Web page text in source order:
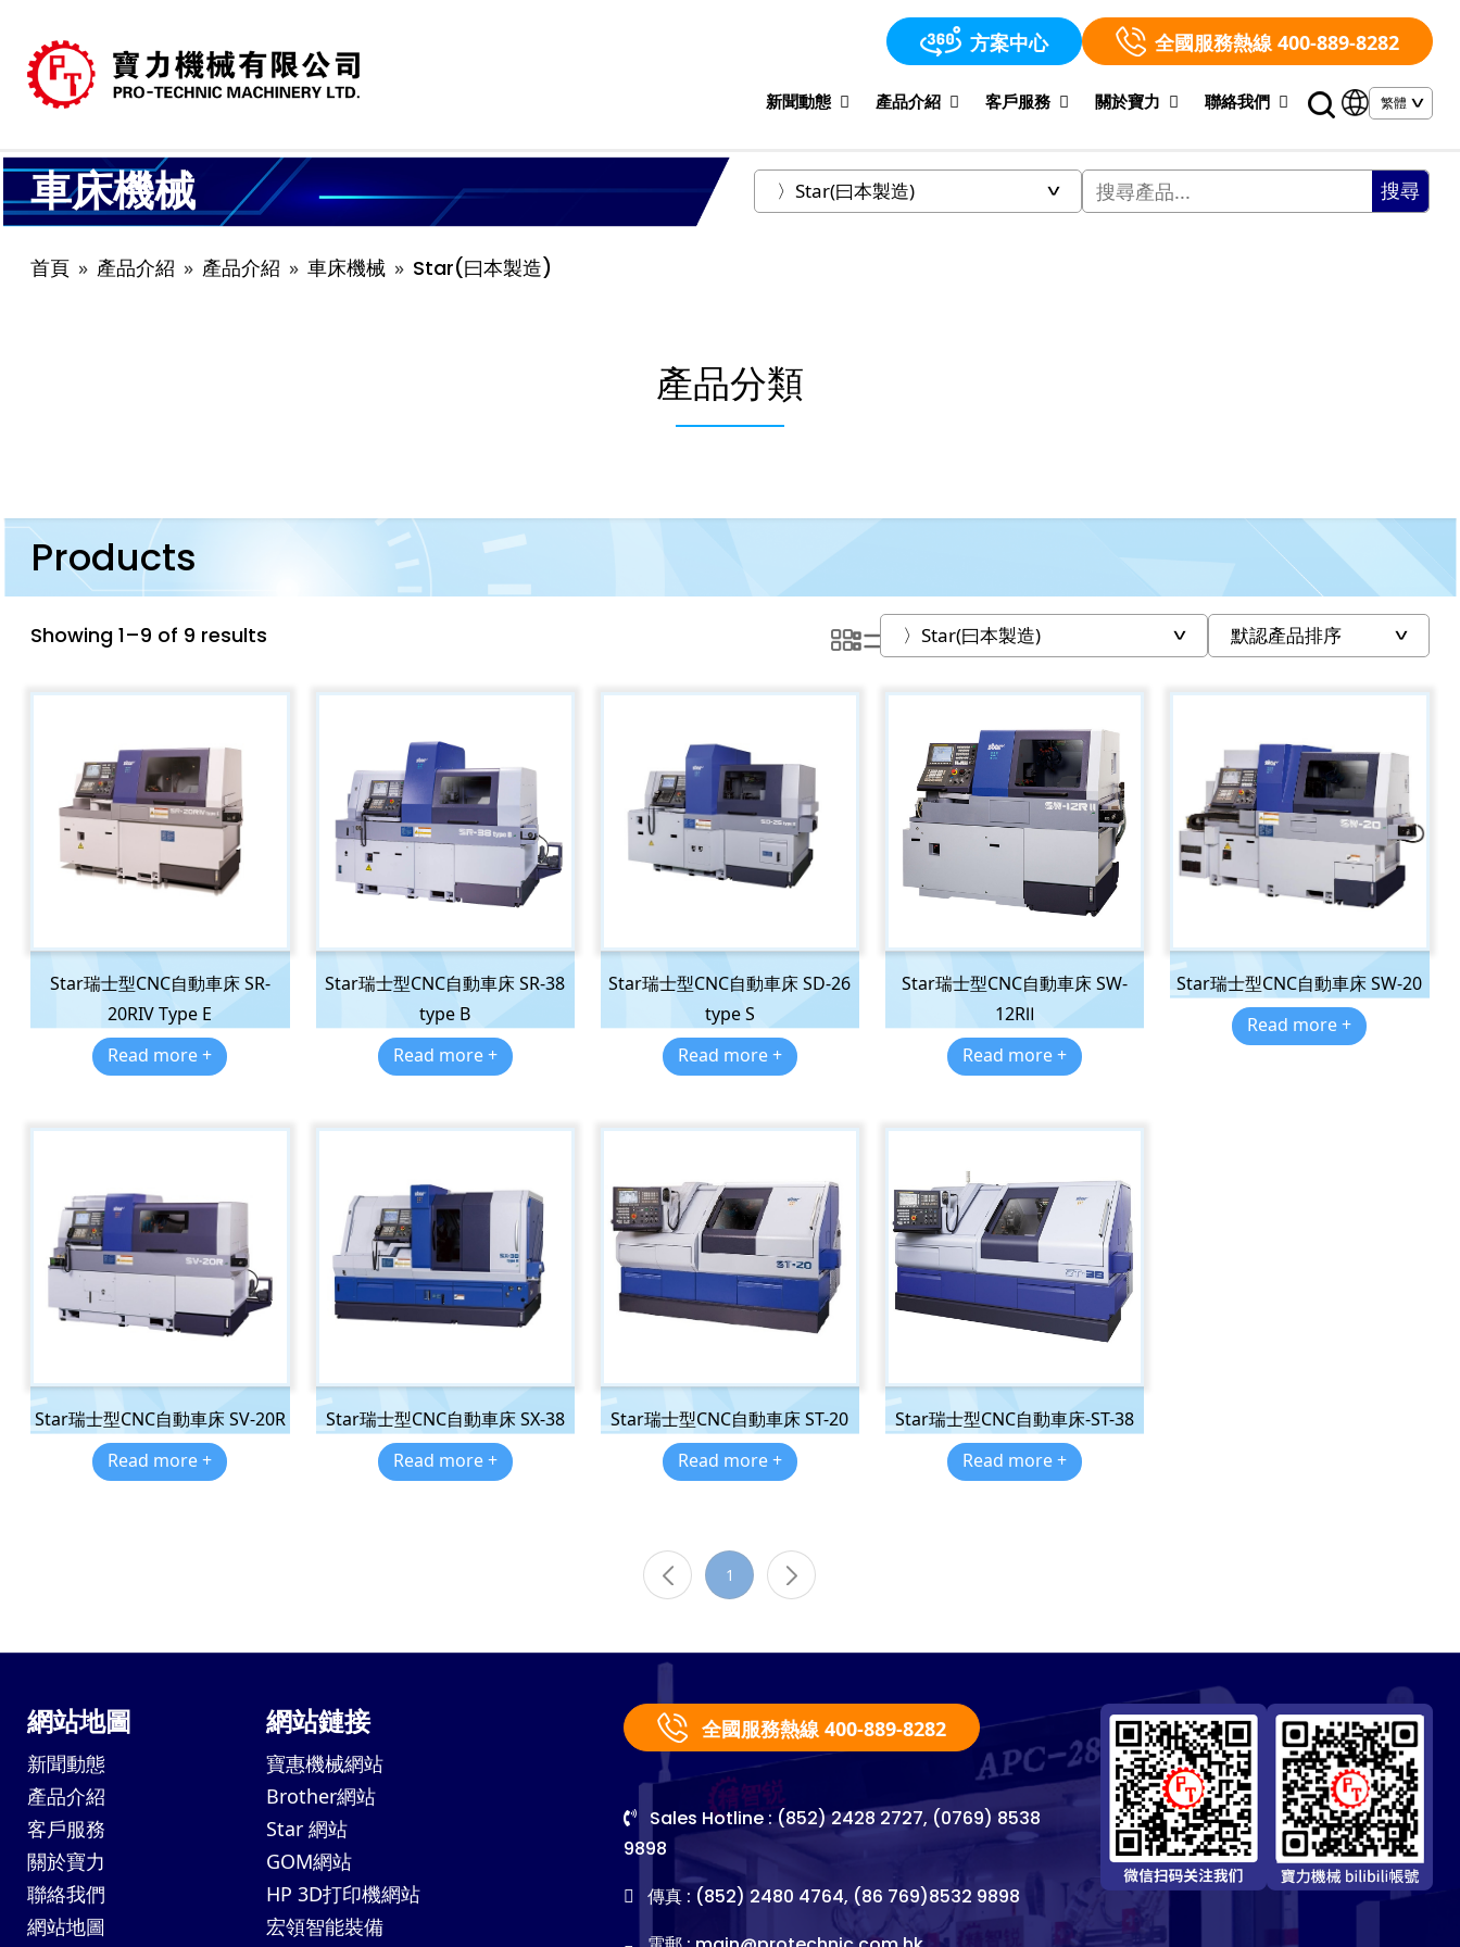
方案中心 全國服務熱線 400-889-8282
新聞動態 產品介紹 客戶服務 關於寶力 聯絡我們
車床機械 搜尋
首頁 產品介紹 產品介紹 車床機械 Star(曰本製造)
產品分類
Products
Showing 1–9 of 9 results
Star瑞士型CNC自動車床 SR-
20RIV Type E
Read more +
Star瑞士型CNC自動車床 SR-38
type B
Read more +
Star瑞士型CNC自動車床 SD-26
type S
Read more +
Star瑞士型CNC自動車床 SW-
12RⅡ
Read more +
Star瑞士型CNC自動車床 SW-20
Read more +
Star瑞士型CNC自動車床 SV-20R
Read more +
Star瑞士型CNC自動車床 SX-38
Read more +
Star瑞士型CNC自動車床 ST-20
Read more +
Star瑞士型CNC自動車床-ST-38
Read more +
1
網站地圖
新聞動態
產品介紹
客戶服務
關於寶力
聯絡我們
網站地圖
網站鏈接
寶惠機械網站
Brother網站
Star 網站
GOM網站
HP 3D打印機網站
宏領智能裝備
全國服務熱線 400-889-8282
Sales Hotline : (852) 2428 2727, (0769) 8538
9898
傳真 : (852) 2480 4764, (86 769)8532 9898